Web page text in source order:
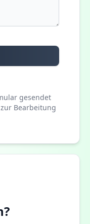
gesendet
Bearbeitung